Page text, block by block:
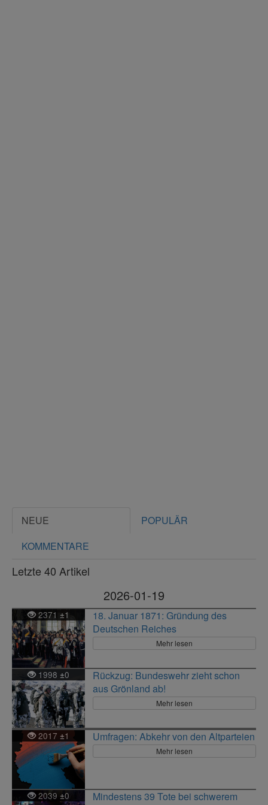
NEUE
POPULÄR
KOMMENTARE
Letzte 40 Artikel
2026-01-19
2371±1
18. Januar 1871: Gründung des
Deutschen Reiches
Mehr lesen
1998 ±0
Rückzug: Bundeswehr zieht schon
aus Grönland ab!
Mehr lesen
2017 ±1 Umfragen: Abkehr von den Altparteien
Mehr lesen
2039 ±0
Mindestens 39 Tote bei schwerem